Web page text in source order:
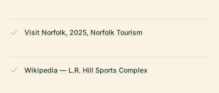
Visit Norfolk, 2025, Norfolk Tourism
Wikipedia — L.R. Hill Sports Complex